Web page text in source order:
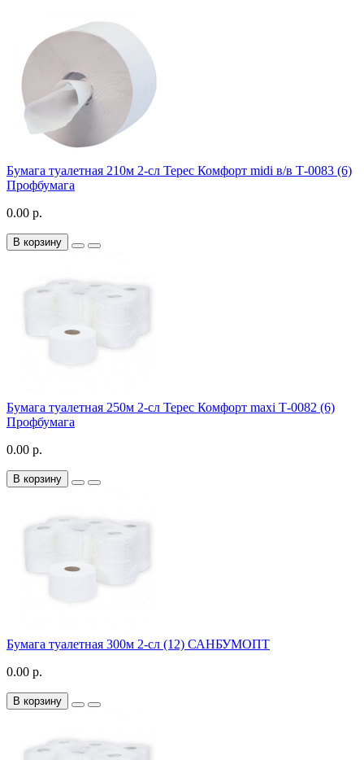
Бумага туалетная 210м 2-сл Терес Комфорт midi в/в Т-0083 (6)
Профбумага
0.00 р.
В корзину
Бумага туалетная 250м 2-сл Терес Комфорт maxi Т-0082 (6)
Профбумага
0.00 р.
В корзину
Бумага туалетная 300м 2-сл (12) САНБУМОПТ
0.00 р.
В корзину